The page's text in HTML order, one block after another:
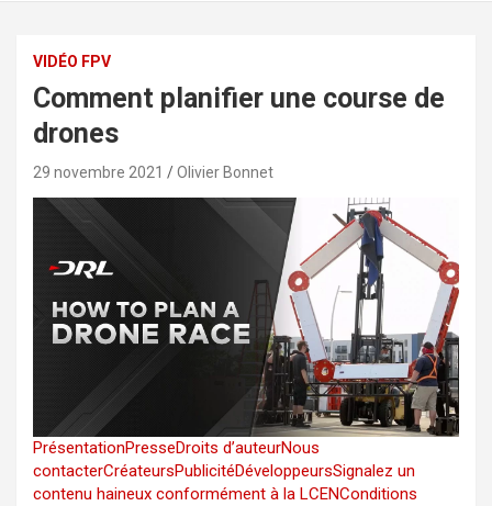
VIDÉO FPV
Comment planifier une course de
drones
29 novembre 2021 Olivier Bonnet
PrésentationPresseDroits d’auteurNous
contacterCréateursPublicitéDéveloppeursSignalez un
contenu haineux conformément à la LCENConditions